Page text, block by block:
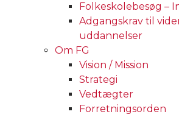
Folkeskolebesøg –
Adgangskrav til
uddannelser
Om FG
Vision / Mission
Strategi
Vedtægter
Forretningsorden